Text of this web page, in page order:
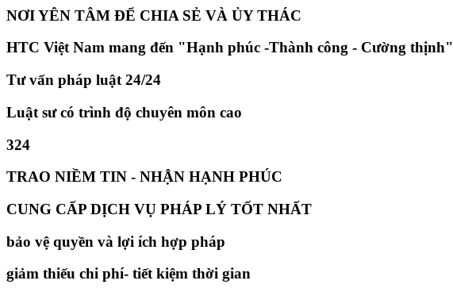
NƠI YÊN TÂM ĐỂ CHIA SẺ VÀ ỦY THÁC
HTC Việt Nam mang đến "Hạnh phúc -Thành công - Cường thịnh"
Tư vấn pháp luật 24/24
Luật sư có trình độ chuyên môn cao
324
TRAO NIỀM TIN - NHẬN HẠNH PHÚC
CUNG CẤP DỊCH VỤ PHÁP LÝ TỐT NHẤT
bảo vệ quyền và lợi ích hợp pháp
giảm thiếu chi phí- tiết kiệm thời gian